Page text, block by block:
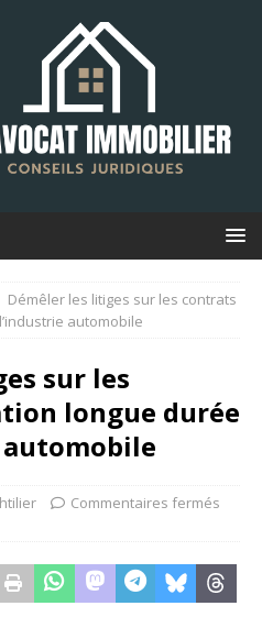
Démêler les litiges sur les contrats
automobile
sur les
longue durée
Commentaires fermés